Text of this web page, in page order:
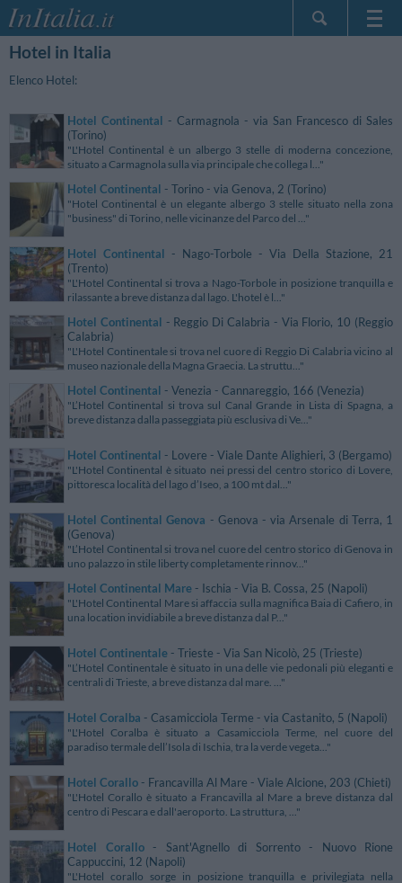
Hotel in Italia
Elenco Hotel:
Hotel Continental - Carmagnola - via San Francesco di Sales
(Torino)
"L'Hotel Continental è un albergo 3 stelle di moderna concezione,
situato a Carmagnola sulla via principale che collega l..."
Hotel Continental - Torino - via Genova, 2 (Torino)
"Hotel Continental è un elegante albergo 3 stelle situato nella zona
"business" di Torino, nelle vicinanze del Parco del ..."
Hotel Continental - Nago-Torbole - Via Della Stazione, 21
(Trento)
"L'Hotel Continental si trova a Nago-Torbole in posizione tranquilla e
rilassante a breve distanza dal lago. L'hotel è l..."
Hotel Continental - Reggio Di Calabria - Via Florio, 10 (Reggio
Calabria)
"L'Hotel Continentale si trova nel cuore di Reggio Di Calabria vicino al
museo nazionale della Magna Graecia. La struttu..."
Hotel Continental - Venezia - Cannareggio, 166 (Venezia)
"L’Hotel Continental si trova sul Canal Grande in Lista di Spagna, a
breve distanza dalla passeggiata più esclusiva di Ve..."
Hotel Continental - Lovere - Viale Dante Alighieri, 3 (Bergamo)
"L'Hotel Continental è situato nei pressi del centro storico di Lovere,
pittoresca località del lago d’Iseo, a 100 mt dal..."
Hotel Continental Genova - Genova - via Arsenale di Terra, 1
(Genova)
"L’Hotel Continental si trova nel cuore del centro storico di Genova in
uno palazzo in stile liberty completamente rinnov..."
Hotel Continental Mare - Ischia - Via B. Cossa, 25 (Napoli)
"L'Hotel Continental Mare si affaccia sulla magnifica Baia di Cafiero, in
una location invidiabile a breve distanza dal P..."
Hotel Continentale - Trieste - Via San Nicolò, 25 (Trieste)
"L’Hotel Continentale è situato in una delle vie pedonali più eleganti e
centrali di Trieste, a breve distanza dal mare. ..."
Hotel Coralba - Casamicciola Terme - via Castanito, 5 (Napoli)
"L'Hotel Coralba è situato a Casamicciola Terme, nel cuore del
paradiso termale dell’Isola di Ischia, tra la verde vegeta..."
Hotel Corallo - Francavilla Al Mare - Viale Alcione, 203 (Chieti)
"L'Hotel Corallo è situato a Francavilla al Mare a breve distanza dal
centro di Pescara e dall'aeroporto. La struttura, ..."
Hotel Corallo- Sant'Agnello di Sorrento - Nuovo Rione
Cappuccini, 12 (Napoli)
"L'Hotel corallo sorge in posizione tranquilla e privilegiata nella